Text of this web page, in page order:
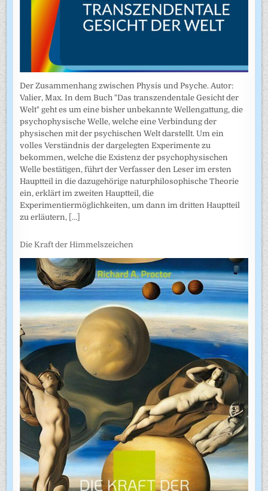
Der Zusammenhang zwischen Physis und Psyche. Autor:
Valier, Max. In dem Buch "Das transzendentale Gesicht der
Welt" geht es um eine bisher unbekannte Wellengattung, die
psychophysische Welle, welche eine Verbindung der
physischen mit der psychischen Welt darstellt. Um ein
volles Verständnis der dargelegten Experimente zu
bekommen, welche die Existenz der psychophysischen
Welle bestätigen, führt der Verfasser den Leser im ersten
Hauptteil in die dazugehörige naturphilosophische Theorie
ein, erklärt im zweiten Hauptteil, die
Experimentiermöglichkeiten, um dann im dritten Hauptteil
zu erläutern, [...]
Die Kraft der Himmelszeichen